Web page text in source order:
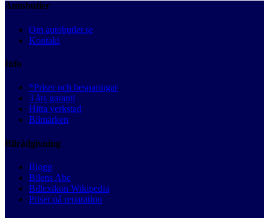
Autobutler
Om autobutler.se
Kontakt
Info
*Priser och besparingar
3 års garanti
Hitta verkstad
Bilmärken
Bilrådgivning
Blogg
Bilens Abc
Billexikon Wikipedia
Priser på reparation